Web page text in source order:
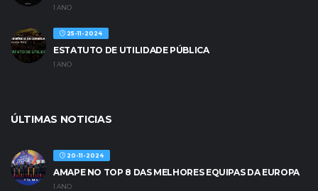
1 ANO
25-11-2024
ESTATUTO DE UTILIDADE PÚBLICA
1 ANO
ÚLTIMAS NOTICIAS
20-11-2024
AMAPE NO TOP 8 DAS MELHORES EQUIPAS DA EUROPA
1 ANO